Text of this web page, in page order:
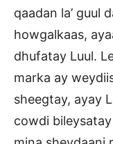
qaadan la’ guul
howgalkaas,
dhufatay Luul.
marka ay
sheegtay, ayay
cowdi bileysatay